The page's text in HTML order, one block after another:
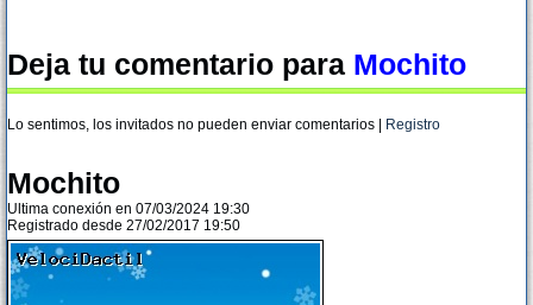
Deja tu comentario para Mochito
Lo sentimos, los invitados no pueden enviar comentarios | Registro
Mochito
Ultima conexión en 07/03/2024 19:30
Registrado desde 27/02/2017 19:50